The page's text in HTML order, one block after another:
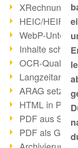
XRechnung
HEIC/HEIF-
WebP-
Inhalte
OCR-Qualität
ARAG setzt
HTML in PDF
PDF aus SAP
PDF als